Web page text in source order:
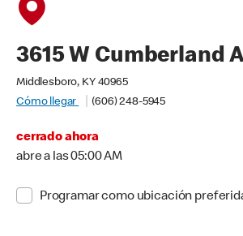
3615 W Cumberland
Middlesboro, KY 40965
Cómo llegar
(606) 248-5945
cerrado ahora
abre a las 05:00 AM
Programar como ubicación